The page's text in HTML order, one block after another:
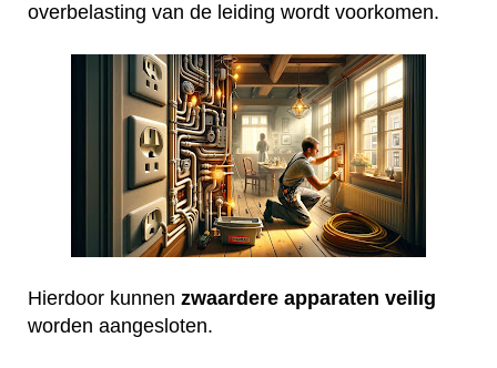
overbelasting van de leiding wordt voorkomen.
Hierdoor kunnen zwaardere apparaten veilig
worden aangesloten.